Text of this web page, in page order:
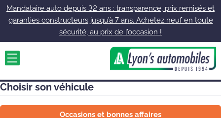
Mandataire auto depuis 32 ans : transparence, prix remisés et
garanties constructeurs jusqu’à 7 ans. Achetez neuf en toute
sécurité, au prix de l’occasion !
Choisir son véhicule
Occasions et bonnes affaires